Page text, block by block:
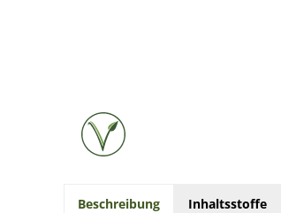
Beschreibung Inhaltsstoffe